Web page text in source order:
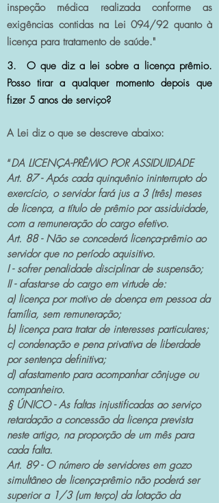
inspeção médica realizada conforme as
exigências contidas na Lei 094/92 quanto à
licença para tratamento de saúde."
3. O que diz a lei sobre a licença prêmio.
Posso tirar a qualquer momento depois que
fizer 5 anos de serviço?
A Lei diz o que se descreve abaixo:
“DA LICENÇA-PRÊMIO POR ASSIDUIDADE
Art. 87 - Após cada quinquênio ininterrupto do
exercício, o servidor fará jus a 3 (três) meses
de licença, a título de prêmio por assiduidade,
com a remuneração do cargo efetivo.
Art. 88 - Não se concederá licença-prêmio ao
servidor que no período aquisitivo.
I - sofrer penalidade disciplinar de suspensão;
II - afastar-se do cargo em virtude de:
a) licença por motivo de doença em pessoa da
família, sem remuneração;
b) licença para tratar de interesses particulares;
c) condenação e pena privativa de liberdade
por sentença definitiva;
d) afastamento para acompanhar cônjuge ou
companheiro.
§ ÚNICO - As faltas injustificadas ao serviço
retardação a concessão da licença prevista
neste artigo, na proporção de um mês para
cada falta.
Art. 89 - O número de servidores em gozo
simultâneo de licença-prêmio não poderá ser
superior a 1/3 (um terço) da lotação da